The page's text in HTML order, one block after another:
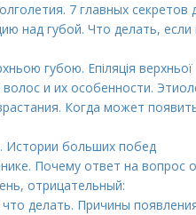
7 главных секретов
над губой. Что делать, если
губою. Епіляція верхньої
и их особенности.
Когда может
Истории больших побед
Почему ответ на
отрицательный:
делать. Причины